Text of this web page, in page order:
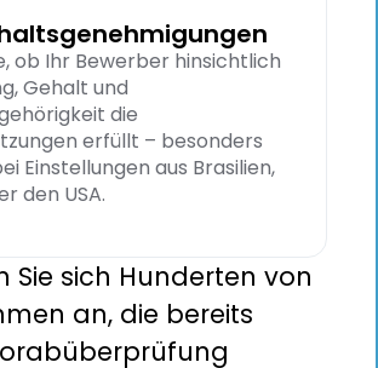
ob Ihr Bewerber hinsichtlich
Gehalt und
die
erfüllt – besonders
Einstellungen aus Brasilien,
den USA.
Sie sich Hunderten von
an, die bereits